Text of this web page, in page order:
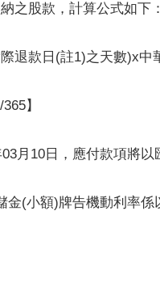
之股款，計算公式如下：
退款日(註1)之天數)x中
】
月10日，應付款項將以
金(小額)牌告機動利率係